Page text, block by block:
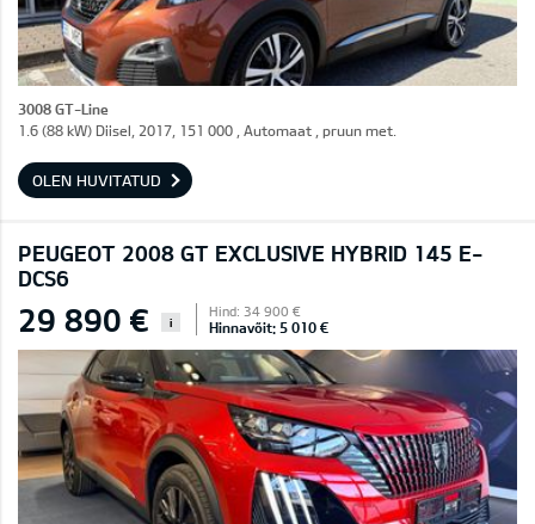
3008 GT-Line
1.6 (88 kW) Diisel, 2017, 151 000 , Automaat , pruun met.
OLEN HUVITATUD
PEUGEOT 2008 GT EXCLUSIVE HYBRID 145 E-
DCS6
29 890 € i
Hind: 34 900 €
Hinnavõit: 5 010 €